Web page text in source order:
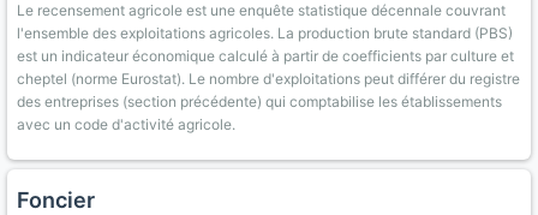
Le recensement agricole est une enquête statistique décennale couvrant
l'ensemble des exploitations agricoles. La production brute standard (PBS)
est un indicateur économique calculé à partir de coefficients par culture et
cheptel (norme Eurostat). Le nombre d'exploitations peut différer du registre
des entreprises (section précédente) qui comptabilise les établissements
avec un code d'activité agricole.
Foncier